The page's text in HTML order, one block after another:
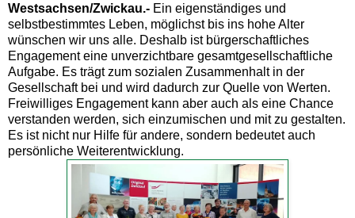
Westsachsen/Zwickau.- Ein eigenständiges und
selbstbestimmtes Leben, möglichst bis ins hohe Alter
wünschen wir uns alle. Deshalb ist bürgerschaftliches
Engagement eine unverzichtbare gesamtgesellschaftliche
Aufgabe. Es trägt zum sozialen Zusammenhalt in der
Gesellschaft bei und wird dadurch zur Quelle von Werten.
Freiwilliges Engagement kann aber auch als eine Chance
verstanden werden, sich einzumischen und mit zu gestalten.
Es ist nicht nur Hilfe für andere, sondern bedeutet auch
persönliche Weiterentwicklung.